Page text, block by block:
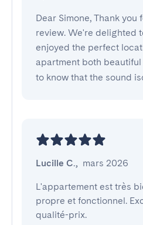
Dear Simone, Thank
review. We're delighted
enjoyed the perfect
apartment both
to know that the sound
Lucille C., mars 2026
L'appartement est très
propre et fonctionnel.
qualité-prix.